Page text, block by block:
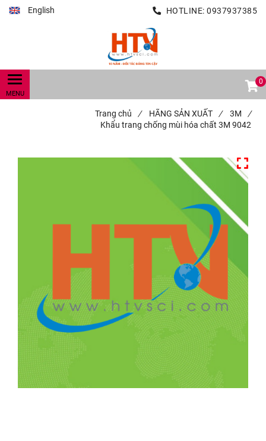
English HOTLINE: 0937937385
0
Trang chủ / HÃNG SẢN XUẤT / 3M
/
Khẩu trang chống mùi hóa chất 3M 9042